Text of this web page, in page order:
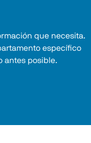
que necesita.
específico
antes posible.